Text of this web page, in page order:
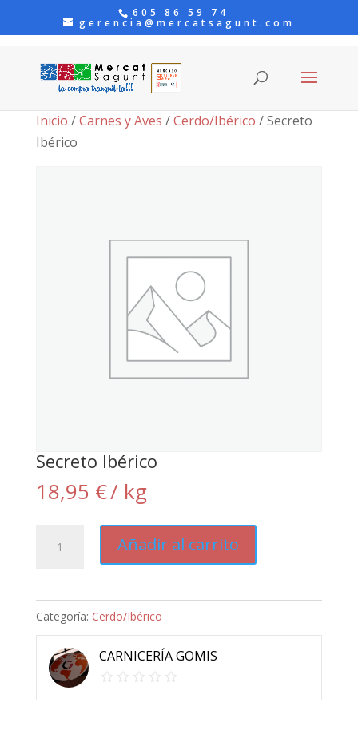
605 86 59 74
gerencia@mercatsagunt.com
Inicio /Carnes y Aves /Cerdo/Ibérico / Secreto
Ibérico
Secreto Ibérico
18,95 €/ kg
Ibérico
Añadir al carrito
Categoría: Cerdo/Ibérico
CARNICERÍA GOMIS